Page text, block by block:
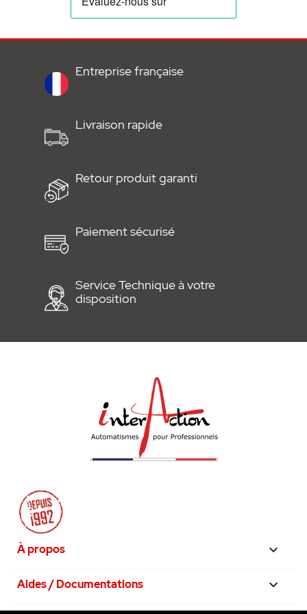
Entreprise française
Livraison rapide
Retour produit garanti
Paiement sécurisé
Service Technique à votre
disposition
À propos 
Aides / Documentations 